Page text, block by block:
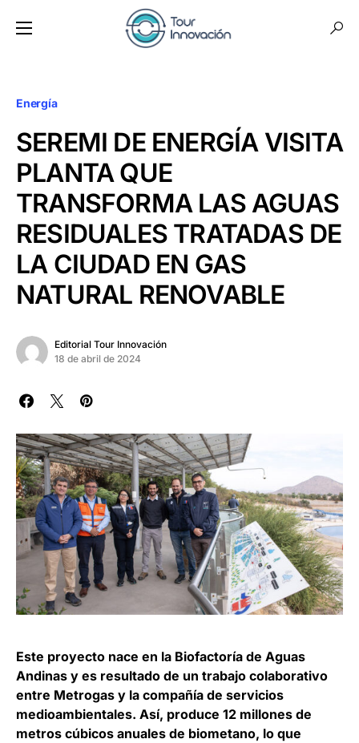
Energía
SEREMI DE ENERGÍA VISITA
PLANTA QUE
TRANSFORMA LAS AGUAS
RESIDUALES TRATADAS DE
LA CIUDAD EN GAS
NATURAL RENOVABLE
Editorial Tour Innovación
18 de abril de 2024
Este proyecto nace en la Biofactoría de Aguas
Andinas y es resultado de un trabajo colaborativo
entre Metrogas y la compañía de servicios
medioambientales. Así, produce 12 millones de
metros cúbicos anuales de biometano, lo que